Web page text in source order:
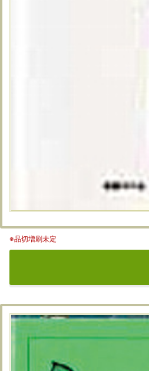
※品切増刷未定